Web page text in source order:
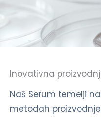
Inovativna
Naš Serum temelji
metodah